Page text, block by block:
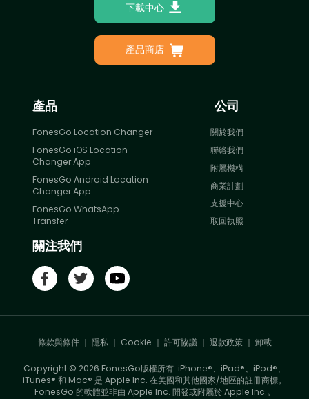
下載中心
產品商店
產品
FonesGo Location Changer
FonesGo iOS Location
Changer App
FonesGo Android Location
Changer App
FonesGo WhatsApp
Transfer
公司
關於我們
聯絡我們
附屬機構
商業計劃
支援中心
取回執照
關注我們
條款與條件 ｜ 隱私 ｜ Cookie ｜ 許可協議 ｜ 退款政策 ｜ 卸載
Copyright © 2026 FonesGo版權所有. iPhone®、iPad®、iPod®、
iTunes® 和 Mac® 是 Apple Inc. 在美國和其他國家/地區的註冊商標。
FonesGo 的軟體並非由 Apple Inc. 開發或附屬於 Apple Inc.。